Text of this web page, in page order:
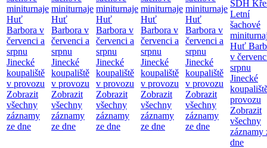
miniturnaje
Huť
Barbora v
červenci a
srpnu
Jinecké
koupaliště
v provozu
Zobrazit
všechny
záznamy
ze dne
miniturnaje
Huť
Barbora v
červenci a
srpnu
Jinecké
koupaliště
v provozu
Zobrazit
všechny
záznamy
ze dne
miniturnaje
Huť
Barbora v
červenci a
srpnu
Jinecké
koupaliště
v provozu
Zobrazit
všechny
záznamy
ze dne
miniturnaje
Huť
Barbora v
červenci a
srpnu
Jinecké
koupaliště
v provozu
Zobrazit
všechny
záznamy
ze dne
miniturnaje
Huť
Barbora v
červenci a
srpnu
Jinecké
koupaliště
v provozu
Zobrazit
všechny
záznamy
ze dne
SDH
Letní
šachové
Huť
v
srpnu
Jinecké
provozu
Zobrazit
všechny
záznamy
dne